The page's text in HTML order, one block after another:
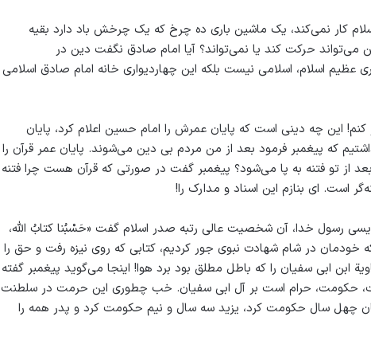
کار نمی‌کند، یک ماشین باری ده چرخ که یک‌ چرخش باد دارد بقیه‌
می‌تواند حرکت کند یا نمی‌تواند؟ آیا امام صادق نگفت دین در
عظیم اسلام، اسلامی نیست بلکه این چهاردیواری خانه امام صادق اسلامی
این چه دینی است که پایان عمرش را امام حسین اعلام کرد، پایان
که پیغمبر فرمود بعد از من مردم بی‌ دین می‌شوند. پایان عمر قرآن را
بعد از تو فتنه به پا می‌شود؟ پیغمبر گفت در صورتی که قرآن هست چرا فتنه
است. ای بنازم این اسناد و مدارک را!
رسول خدا، آن شخصیت عالی رتبه صدر اسلام گفت «حَسْبُنا کتابُ الله،
خودمان در شام شهادت نبوی جور کردیم، کتابی که روی نیزه رفت و حق را
ابن ابی سفیان را که باطل مطلق بود برد هوا! اینجا می‌گوید پیغمبر گفته
حکومت، حرام است بر آل ابی‌ سفیان. خب چطوری این حرمت در سلطنت
چهل سال حکومت کرد، یزید سه سال و نیم حکومت کرد و پدر همه را